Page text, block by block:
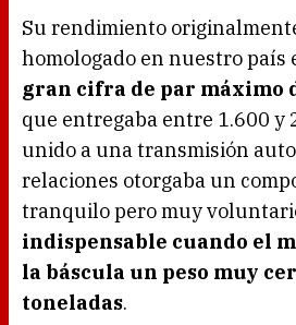
Su rendimiento
homologado en nuestro país
gran cifra de par máximo
que entregaba entre 1.600 y
unido a una transmisión
relaciones otorgaba un
tranquilo pero muy
indispensable cuando el
la báscula un peso muy
toneladas.